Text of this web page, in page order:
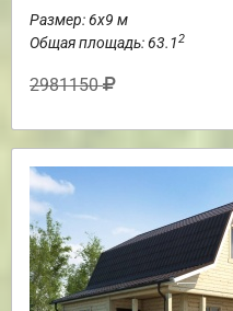
Размер: 6х9 м
Общая площадь: 63.12
2981150